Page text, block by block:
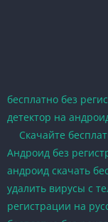
бесплатно без
детектор на
Скачайте
Андроид без
андроид скачать
удалить вирусы с
регистрации на